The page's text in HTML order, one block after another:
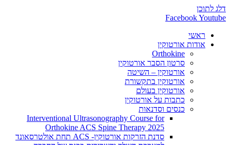
דלג לתוכן
FacebookYoutube
ראשי
אודות אורטוקין
Orthokine
סרטון הסבר אורטוקין
אורטוקין – השיטה
אורטוקין בתקשורת
אורטוקין בעולם
כתבות על אורטוקין
כנסים וסדנאות
Interventional Ultrasonography Course for
Orthokine ACS Spine Therapy 2025
סדנת הזרקות אורטוקין- ACS תחת אולטרסאונד